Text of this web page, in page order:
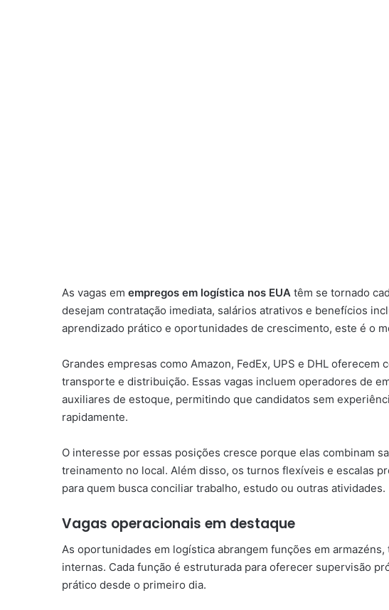
As vagas em empregos em logística nos EUA têm se tornado
desejam contratação imediata, salários atrativos e benefícios
aprendizado prático e oportunidades de crescimento, este é o
Grandes empresas como Amazon, FedEx, UPS e DHL
transporte e distribuição. Essas vagas incluem operadores de
auxiliares de estoque, permitindo que candidatos sem
rapidamente.
O interesse por essas posições cresce porque elas combinam
treinamento no local. Além disso, os turnos flexíveis e escalas
para quem busca conciliar trabalho, estudo ou outras atividades.
Vagas operacionais em destaque
As oportunidades em logística abrangem funções em
internas. Cada função é estruturada para oferecer supervisão
prático desde o primeiro dia.